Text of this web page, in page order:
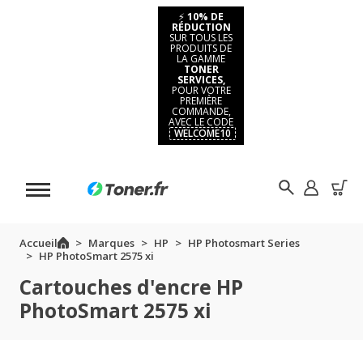
⚡ 10% DE
RÉDUCTION
SUR TOUS LES
PRODUITS DE
LA GAMME
TONER
SERVICES,
POUR VOTRE
PREMIÈRE
COMMANDE,
AVEC LE CODE
WELCOME10
Accueil Marques HP
HP Photosmart Series
HP PhotoSmart 2575 xi
Cartouches d'encre HP
PhotoSmart 2575 xi